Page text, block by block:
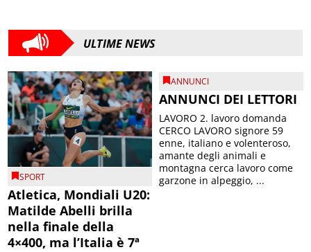
ULTIME NEWS
SPORT
Atletica, Mondiali U20:
Matilde Abelli brilla
nella finale della
4×400, ma l’Italia è 7ª
ANNUNCI
ANNUNCI DEI LETTORI
LAVORO 2. lavoro domanda
CERCO LAVORO signore 59
enne, italiano e volenteroso,
amante degli animali e
montagna cerca lavoro come
garzone in alpeggio, ...